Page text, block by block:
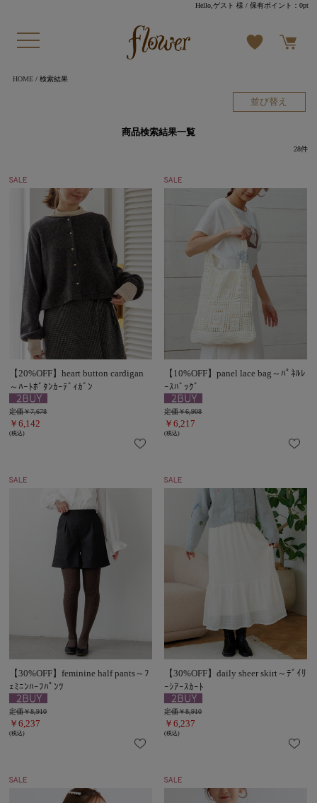
Hello,ゲスト 様 / 保有ポイント：0pt
HOME/ 検索結果
並び替え
商品検索結果一覧
28件
【20%OFF】heart button cardigan
～ﾊｰﾄﾎﾞﾀﾝｶｰﾃﾞｨｶﾞﾝ
定価￥7,678
￥6,142
(税込)
【10%OFF】panel lace bag～ﾊﾟﾈﾙﾚ
ｰｽﾊﾞｯｸﾞ
定価￥6,908
￥6,217
(税込)
【30%OFF】feminine half pants～ﾌ
ｪﾐﾆﾝﾊｰﾌﾊﾟﾝﾂ
定価￥8,910
￥6,237
(税込)
【30%OFF】daily sheer skirt～ﾃﾞｲﾘ
ｰｼｱｰｽｶｰﾄ
定価￥8,910
￥6,237
(税込)